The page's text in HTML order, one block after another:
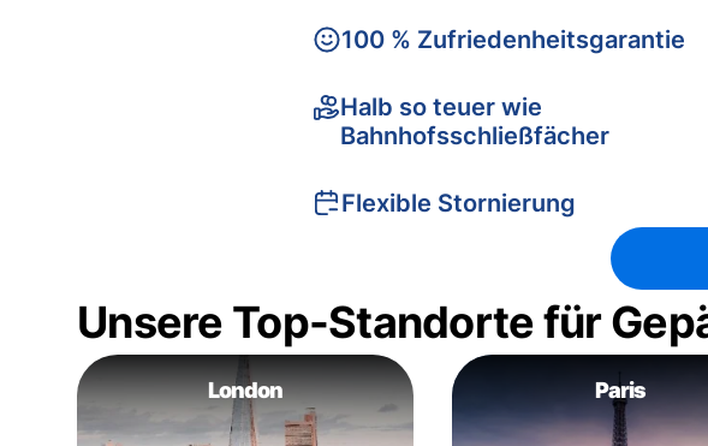
100 % Zufriedenheitsgarantie
Halb so teuer wie
Bahnhofsschließfächer
Flexible Stornierung
Unsere Top-Standorte für
London Paris